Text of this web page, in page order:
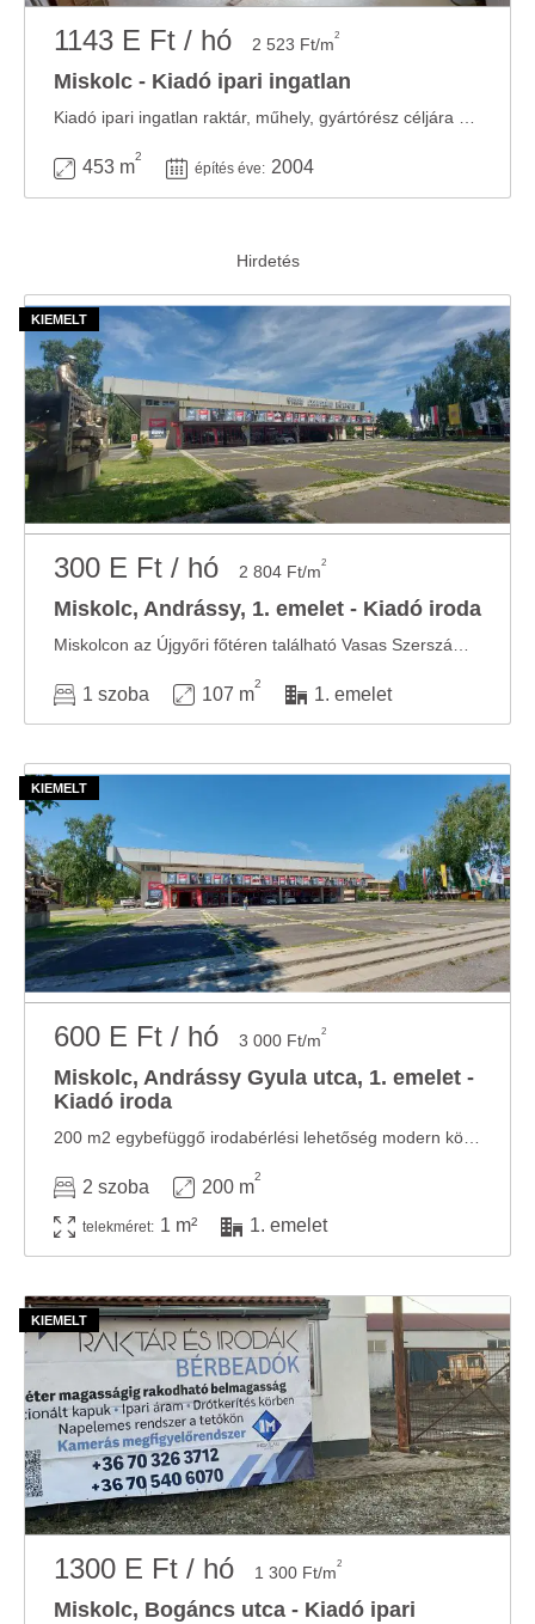
1143 E Ft / hó 2 523 Ft/m2
Miskolc - Kiadó ipari ingatlan
453 m
2
építés éve: 2004
300 E Ft / hó 2 804 Ft/m2
Miskolc, Andrássy, 1. emelet - Kiadó iroda
1 szoba 107 m
2
1. emelet
600 E Ft / hó 3 000 Ft/m2
Miskolc, Andrássy Gyula utca, 1. emelet -
Kiadó iroda
2 szoba 200 m
2
telekméret: 1 m² 1. emelet
1300 E Ft / hó 1 300 Ft/m2
Miskolc, Bogáncs utca - Kiadó ipari